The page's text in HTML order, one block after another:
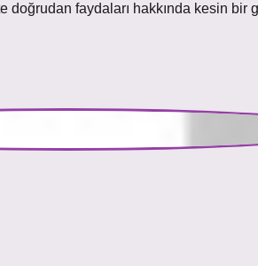
doğrudan faydaları hakkında kesin bir